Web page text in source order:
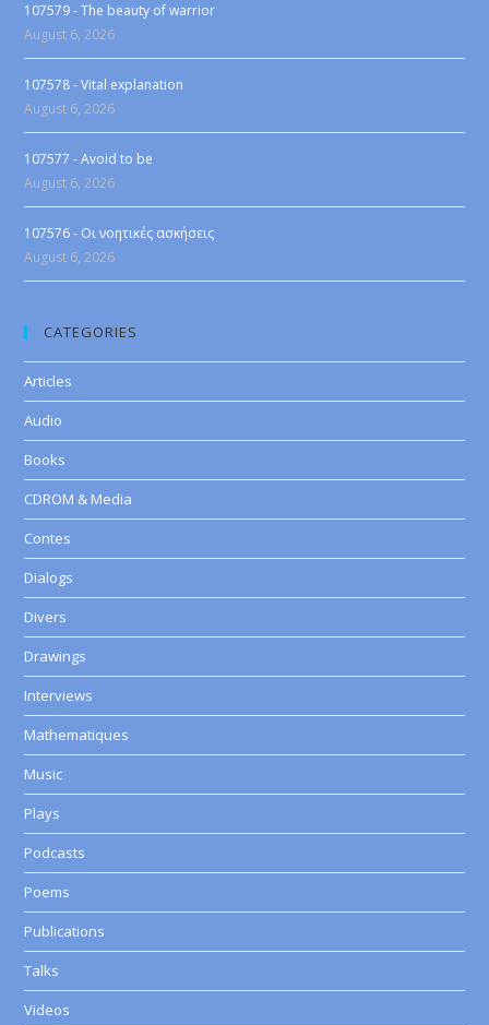
107579 - The beauty of warrior
August 6, 2026
107578 - Vital explanation
August 6, 2026
107577 - Avoid to be
August 6, 2026
107576 - Οι νοητικές ασκήσεις
August 6, 2026
CATEGORIES
Articles
Audio
Books
CDROM & Media
Contes
Dialogs
Divers
Drawings
Interviews
Mathematiques
Music
Plays
Podcasts
Poems
Publications
Talks
Videos